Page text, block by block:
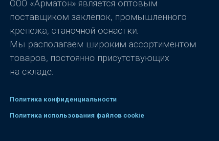
5
ООО «Арматон» является оптовым
поставщиком заклёпок, промышленного
крепежа, станочной оснастки.
Мы располагаем широким ассортиментом
товаров, постоянно присутствующих
на складе.
Политика конфиденциальности
Политика использования файлов cookie